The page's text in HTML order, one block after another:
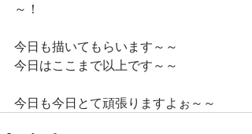
～！
今日も描いてもらいます～～
今日はここまで以上です～～
今日も今日とて頑張りますよぉ～～